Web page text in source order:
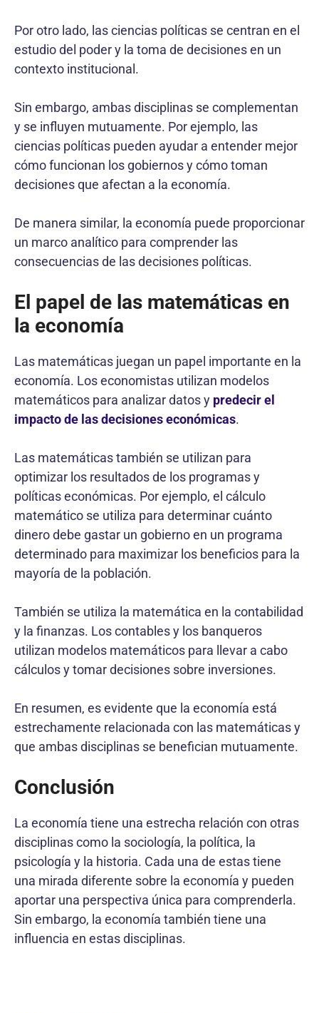
Por otro lado, las ciencias políticas se centran en el
estudio del poder y la toma de decisiones en un
contexto institucional.
Sin embargo, ambas disciplinas se complementan
y se influyen mutuamente. Por ejemplo, las
ciencias políticas pueden ayudar a entender mejor
cómo funcionan los gobiernos y cómo toman
decisiones que afectan a la economía.
De manera similar, la economía puede proporcionar
un marco analítico para comprender las
consecuencias de las decisiones políticas.
El papel de las matemáticas en
la economía
Las matemáticas juegan un papel importante en la
economía. Los economistas utilizan modelos
matemáticos para analizar datos y predecir el
impacto de las decisiones económicas.
Las matemáticas también se utilizan para
optimizar los resultados de los programas y
políticas económicas. Por ejemplo, el cálculo
matemático se utiliza para determinar cuánto
dinero debe gastar un gobierno en un programa
determinado para maximizar los beneficios para la
mayoría de la población.
También se utiliza la matemática en la contabilidad
y la finanzas. Los contables y los banqueros
utilizan modelos matemáticos para llevar a cabo
cálculos y tomar decisiones sobre inversiones.
En resumen, es evidente que la economía está
estrechamente relacionada con las matemáticas y
que ambas disciplinas se benefician mutuamente.
Conclusión
La economía tiene una estrecha relación con otras
disciplinas como la sociología, la política, la
psicología y la historia. Cada una de estas tiene
una mirada diferente sobre la economía y pueden
aportar una perspectiva única para comprenderla.
Sin embargo, la economía también tiene una
influencia en estas disciplinas.